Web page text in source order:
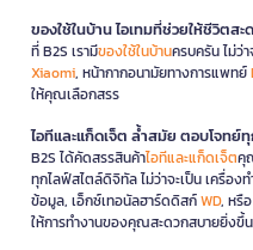
ของใช้ในบ้าน ไอเทมที่ช่วยให้ชีวิตส
ที่ B2S เรามีของใช้ในบ้านครบครัน ไม่ว่
Xiaomi, หน้ากากอนามัยทางการแพทย์
ให้คุณเลือกสรร
ไอทีและแก็ดเจ็ต ล้ำสมัย ตอบโจทย์
B2S ได้คัดสรรสินค้าไอทีและแก็ดเจ็ตคุ
ทุกไลฟ์สไตล์ดิจิทัล ไม่ว่าจะเป็น เครื่องท
ข้อมูล, เอ็กซ์เทอนัลฮาร์ดดิสก์WD, หรื
ให้การทำงานของคุณสะดวกสบายยิ่งขึ้น